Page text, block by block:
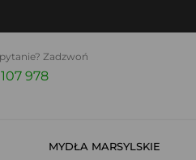
Zadzwoń
978
MYDŁA MARSYLSKIE